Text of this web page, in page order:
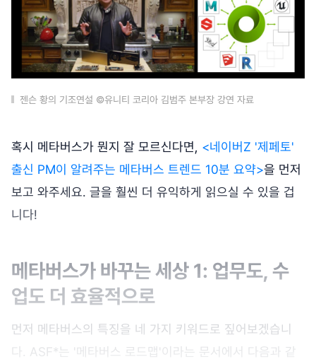
젠슨 황의 기조연설 ©유니티 코리아 김범주 본부장 강연 자료
혹시 메타버스가 뭔지 잘 모르신다면, <네이버Z '제페토'
출신 PM이 알려주는 메타버스 트렌드 10분 요약>을 먼저
보고 와주세요. 글을 훨씬 더 유익하게 읽으실 수 있을 겁
니다!
메타버스가 바꾸는 세상 1: 업무도, 수
업도 더 효율적으로
먼저 메타버스의 특징을 네 가지 키워드로 짚어보겠습니
다. ASF*는 '메타버스 로드맵'이라는 문서에서 다음과 같